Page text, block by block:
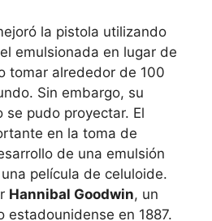
la pistola utilizando
emulsionada en lugar de
tomar alrededor de 100
Sin embargo, su
se pudo proyectar. El
en la toma de
de una emulsión
película de celuloide.
Hannibal Goodwin, un
estadounidense en 1887.